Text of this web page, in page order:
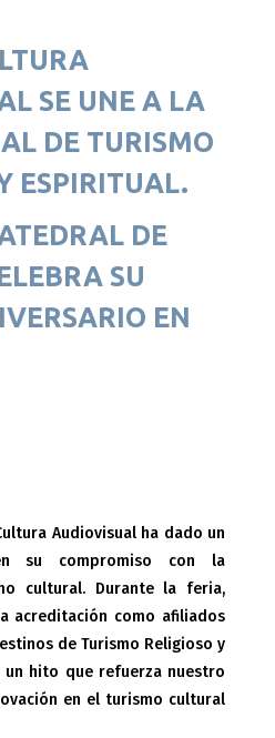
SE UNE A LA
DE TURISMO
ESPIRITUAL.
DE
SU
EN
Audiovisual ha dado un
su compromiso con la
cultural. Durante la feria,
acreditación como afiliados
de Turismo Religioso y
un hito que refuerza nuestro
en el turismo cultural